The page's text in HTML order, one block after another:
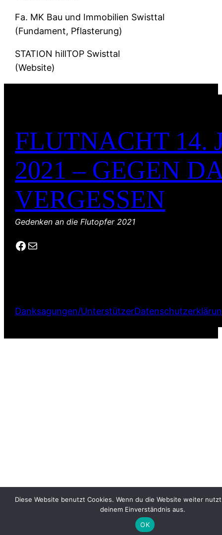
Fa. MK Bau und Immobilien Swisttal
(Fundament, Pflasterung)
STATION hillTOP Swisttal
(Website)
FLUTNACHT 14.
2021 – GEGEN
VERGESSEN
Gedenken an die Flutopfer 2021
Facebook
E-Mail
Danksagungen/Unterstützer
Diese Website benutzt Cookies. Wenn du die Website weiter
deinem Einverständnis aus.
OK